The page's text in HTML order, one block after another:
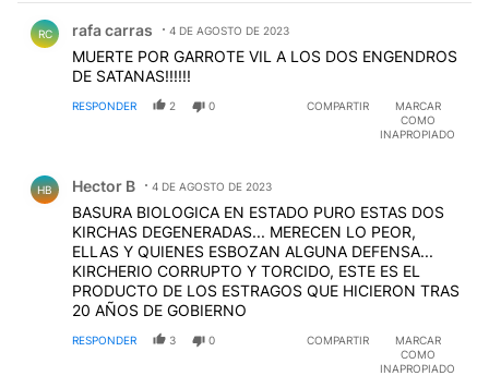
RC rafa carras 4 DE AGOSTO DE 2023
MUERTE POR GARROTE VIL A LOS DOS ENGENDROS
DE SATANAS!!!!!!
RESPONDER 2 0 COMPARTIR
MARCAR
COMO
INAPROPIADO
HB Hector B 4 DE AGOSTO DE 2023
BASURA BIOLOGICA EN ESTADO PURO ESTAS DOS
KIRCHAS DEGENERADAS... MERECEN LO PEOR,
ELLAS Y QUIENES ESBOZAN ALGUNA DEFENSA...
KIRCHERIO CORRUPTO Y TORCIDO, ESTE ES EL
PRODUCTO DE LOS ESTRAGOS QUE HICIERON TRAS
20 AÑOS DE GOBIERNO
RESPONDER 3 0 COMPARTIR
MARCAR
COMO
INAPROPIADO